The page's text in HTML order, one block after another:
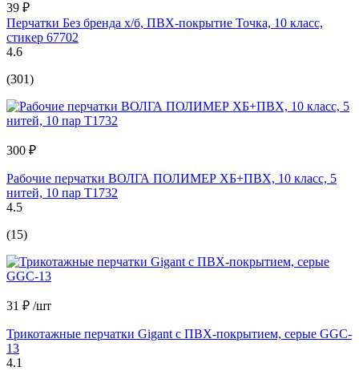
39 ₽
Перчатки Без бренда х/б, ПВХ-покрытие Точка, 10 класс,
стикер 67702
4.6
(301)
300 ₽
Рабочие перчатки ВОЛГА ПОЛИМЕР ХБ+ПВХ, 10 класс, 5
нитей, 10 пар Т1732
4.5
(15)
31 ₽ /шт
Трикотажные перчатки Gigant с ПВХ-покрытием, серые GGC-
13
4.1